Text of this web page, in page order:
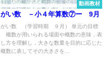
動画教材
がい数 －小４年算数⑦ー 9月
がい数 （学習時期 ９月） 単元の目標
概数が用いられる場面や概数の意味，表
し方を理解し，大きな数量を目的に応じた
概数に表してその大きさを...